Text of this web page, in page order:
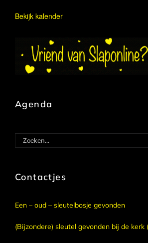
Bekijk kalender
Agenda
Zoeken
naar:
Contactjes
Een – oud – sleutelbosje gevonden
(Bijzondere) sleutel gevonden bij de kerk